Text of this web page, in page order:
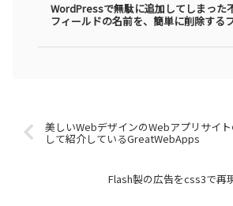
WordPressで無駄に追加してしまった
フィールドの名前を、簡単に削除する
美しいWebデザインのWebアプリサイ
して紹介しているGreatWebApps
Flash製の広告をcss3で再